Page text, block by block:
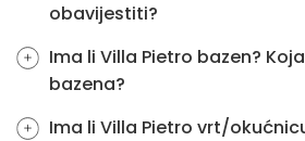
obavijestiti?
Ima li Villa Pietro bazen?
bazena?
Ima li Villa Pietro vrt/